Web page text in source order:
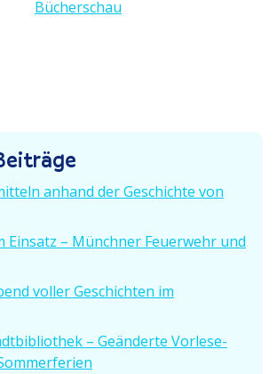
r
:
t
a
:
Bücherschau
anhand der Geschichte von
Einsatz – Münchner Feuerwehr und
voller Geschichten im
– Geänderte Vorle­se­